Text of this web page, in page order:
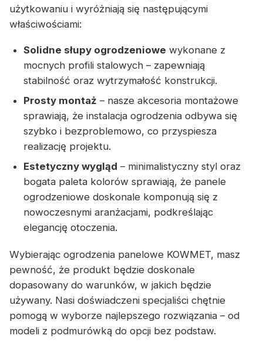
użytkowaniu i wyróżniają się następującymi
właściwościami:
Solidne słupy ogrodzeniowe wykonane z
mocnych profili stalowych – zapewniają
stabilność oraz wytrzymałość konstrukcji.
Prosty montaż – nasze akcesoria montażowe
sprawiają, że instalacja ogrodzenia odbywa się
szybko i bezproblemowo, co przyspiesza
realizację projektu.
Estetyczny wygląd – minimalistyczny styl oraz
bogata paleta kolorów sprawiają, że panele
ogrodzeniowe doskonale komponują się z
nowoczesnymi aranżacjami, podkreślając
elegancję otoczenia.
Wybierając ogrodzenia panelowe KOWMET, masz
pewność, że produkt będzie doskonale
dopasowany do warunków, w jakich będzie
używany. Nasi doświadczeni specjaliści chętnie
pomogą w wyborze najlepszego rozwiązania – od
modeli z podmurówką do opcji bez podstaw.